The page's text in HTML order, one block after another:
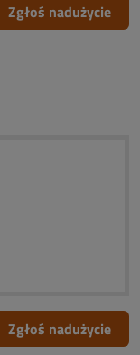
Zgłoś nadużycie
Zgłoś nadużycie